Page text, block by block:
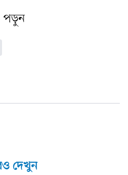
পড়ুন
দেখুন